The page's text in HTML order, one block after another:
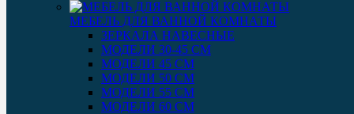
МЕБЕЛЬ ДЛЯ ВАННОЙ КОМНАТЫ
ЗЕРКАЛА НАВЕСНЫЕ
МОДЕЛИ 30-45 СМ
МОДЕЛИ 45 СМ
МОДЕЛИ 50 СМ
МОДЕЛИ 55 СМ
МОДЕЛИ 60 СМ